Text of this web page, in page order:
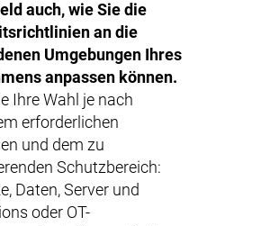
auch, wie Sie die
an die
Umgebungen Ihres
anpassen können.
Ihre Wahl je nach
erforderlichen
und dem zu
Schutzbereich:
, Daten, Server und
oder OT-
0
1
2